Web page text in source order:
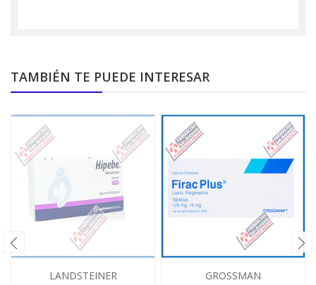
TAMBIÉN TE PUEDE INTERESAR
LANDSTEINER GROSSMAN